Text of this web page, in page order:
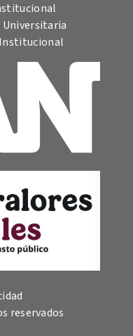
Universitaria
reservados